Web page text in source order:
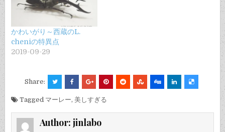
かわいがり～西蔵のL.
cheniの特異点
2019-09-29
Share:
Tagged マーレー, 美しすぎる
Author:jinlabo